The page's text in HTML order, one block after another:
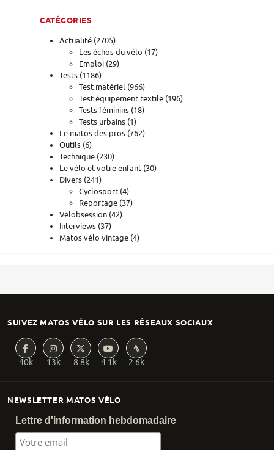
CATÉGORIES
Actualité (2705)
Les échos du vélo (17)
Emploi (29)
Tests (1186)
Test matériel (966)
Test équipement textile (196)
Tests féminins (18)
Tests urbains (1)
Le matos des pros (762)
Outils (6)
Technique (230)
Le vélo et votre enfant (30)
Divers (241)
Cyclosport (4)
Reportage (37)
Vélobsession (42)
Interviews (37)
Matos vélo vintage (4)
NEWSLETTER MATOS VÉLO
Lettre d'information hebdomadaire
SUIVEZ MATOS VÉLO SUR LES RÉSEAUX SOCIAUX
40k 13k 8.8k 4.1k 2.6k